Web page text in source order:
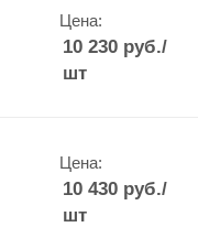
Цена:
10 230руб./
шт
Цена:
10 430руб./
шт